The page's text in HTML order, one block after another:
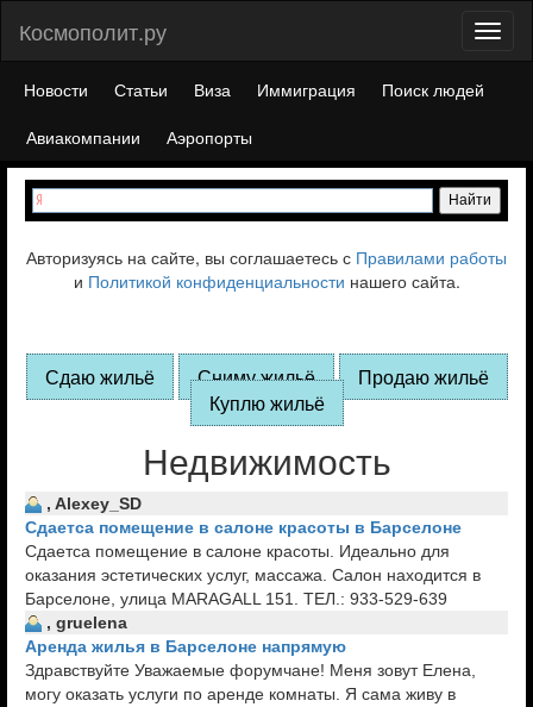
Космополит.ру
Новости Статьи Виза Иммиграция
Поиск людей
Авиакомпании
Аэропорты
Авторизуясь на сайте, вы соглашаетесь с Правилами работы
и Политикой конфиденциальности нашего сайта.
Сдаю жильё Сниму жильё
Продаю жильё
Куплю жильё
Недвижимость
, Alexey_SD
Cдаетса помещение в салоне красоты в Барселоне
Cдаетса помещение в салоне красоты. Идеально для
оказания эстетических услуг, массажа. Салон находится в
Барселоне, улица MARAGALL 151. ТЕЛ.: 933-529-639
, gruelena
Аренда жилья в Барселоне напрямую
Здравствуйте Уважаемые форумчане! Меня зовут Елена,
могу оказать услуги по аренде комнаты. Я сама живу в